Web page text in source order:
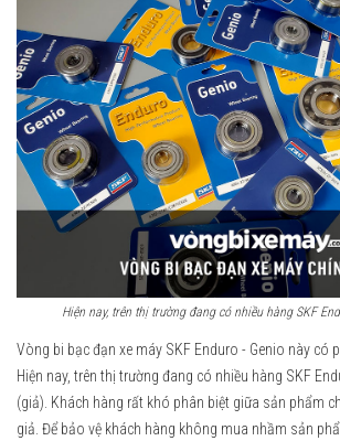
Hiện nay, trên thị trường đang có nhiều hàng SKF
Vòng bi bạc đạn xe máy SKF Enduro - Genio này có
Hiện nay, trên thị trường đang có nhiều hàng SKF
(giả). Khách hàng rất khó phân biệt giữa sản phẩm
giả. Để bảo vệ khách hàng không mua nhầm sản